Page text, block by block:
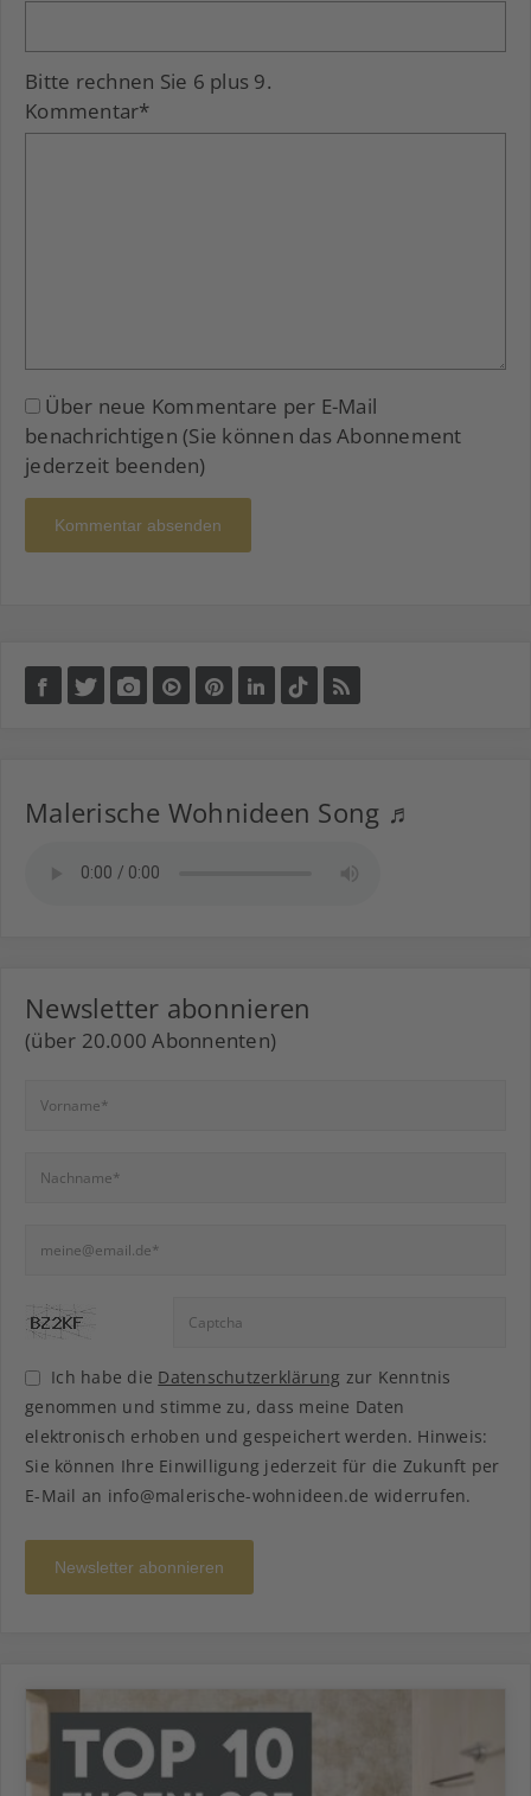
Bitte rechnen Sie 6 plus 9.
Kommentar*
Über neue Kommentare per E-Mail
benachrichtigen (Sie können das Abonnement
jederzeit beenden)
Kommentar absenden
Malerische Wohnideen Song ♬
Newsletter abonnieren
(über 20.000 Abonnenten)
Ich habe die Datenschutzerklärung zur Kenntnis
genommen und stimme zu, dass meine Daten
elektronisch erhoben und gespeichert werden. Hinweis:
Sie können Ihre Einwilligung jederzeit für die Zukunft per
E-Mail an info@malerische-wohnideen.de widerrufen.